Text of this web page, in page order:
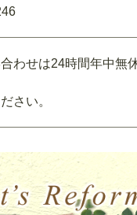
わせは24時間年中無
さい。